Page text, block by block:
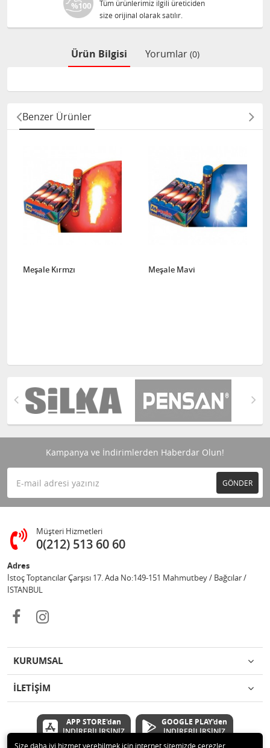
Tüm ürünlerimiz ilgili üreticiden
size orijinal olarak satılır.
Ürün Bilgisi Yorumlar (0)
Benzer Ürünler
Meşale Kırmzı Meşale Mavi
Kampanya ve İndirimlerden Haberdar Olun!
GÖNDER
Müşteri Hizmetleri
0(212) 513 60 60
Adres
İstoç Toptancılar Çarşısı 17. Ada No:149-151 Mahmutbey / Bağcılar /
İSTANBUL
KURUMSAL
İLETİŞİM
APP STORE'dan
İNDİREBİLİRSİNİZ
GOOGLE PLAY'den
İNDİREBİLİRSİNİZ
Size daha iyi hizmet verebilmek için internet sitemizde çerezler